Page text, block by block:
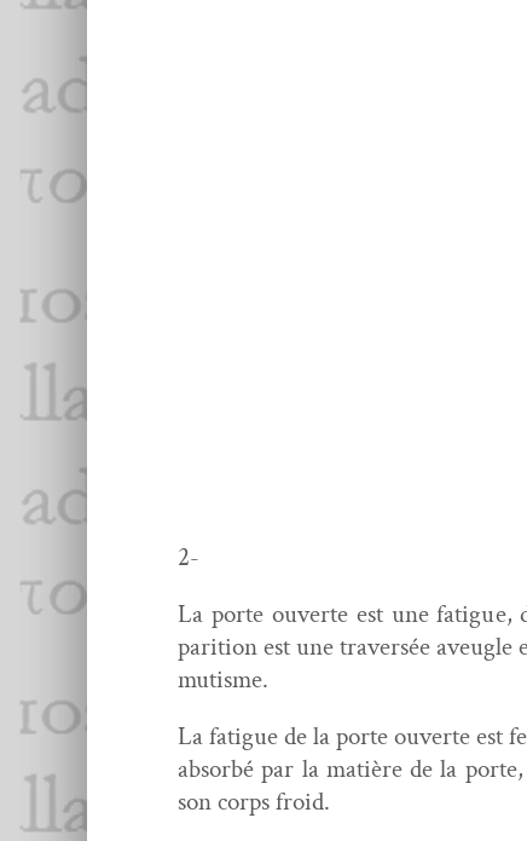
2-
La porte ouverte est une
pari­tion est une tra­ver­sée
mutisme.
La fatigue de la porte ouverte est
absorbé par la matière de la
son corps froid.